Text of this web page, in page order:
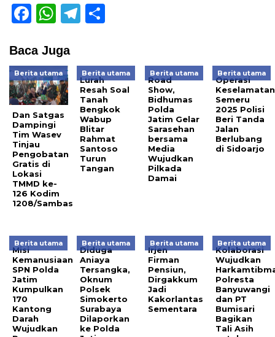
Facebook
WhatsApp
Telegram
Baca Juga
Berita utama
Dan Satgas
Dampingi
Tim Wasev
Tinjau
Pengobatan
Gratis di
Lokasi
TMMD ke-
126 Kodim
1208/Sambas
Berita utama
Lurah
Resah Soal
Tanah
Bengkok
Wabup
Blitar
Rahmat
Santoso
Turun
Tangan
Berita utama
Road
Show,
Bidhumas
Polda
Jatim Gelar
Sarasehan
bersama
Media
Wujudkan
Pilkada
Damai
Berita utama
Operasi
Keselamatan
Semeru
2025 Polisi
Beri Tanda
Jalan
Berlubang
di Sidoarjo
Berita utama
Misi
Kemanusiaan
SPN Polda
Jatim
Kumpulkan
170
Kantong
Darah
Wujudkan
Berita utama
Diduga
Aniaya
Tersangka,
Oknum
Polsek
Simokerto
Surabaya
Dilaporkan
ke Polda
Berita utama
Irjen
Firman
Pensiun,
Dirgakkum
Jadi
Kakorlantas
Sementara
Berita utama
Kolaborasi
Wujudkan
Polresta
Banyuwangi
dan PT
Bumisari
Bagikan
Tali Asih